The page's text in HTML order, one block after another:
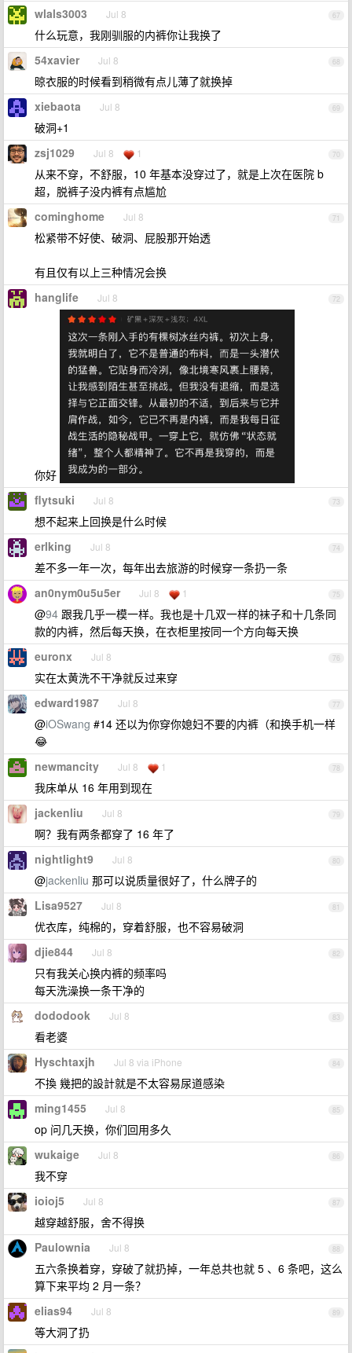
67
wlals3003 Jul 8
什么玩意，我刚驯服的内裤你让我换了
68
54xavier Jul 8
晾衣服的时候看到稍微有点儿薄了就换掉
69
xiebaota Jul 8
破洞+1
70
zsj1029 Jul 8 1
从来不穿，不舒服，10 年基本没穿过了，就是上次在医院 b
超，脱裤子没内裤有点尴尬
71
cominghome Jul 8
松紧带不好使、破洞、屁股那开始透
有且仅有以上三种情况会换
72
hanglife Jul 8
你好
73
flytsuki Jul 8
想不起来上回换是什么时候
74
erlking Jul 8
差不多一年一次，每年出去旅游的时候穿一条扔一条
75
an0nym0u5u5er Jul 8 1
@94 跟我几乎一模一样。我也是十几双一样的袜子和十几条同
款的内裤，然后每天换，在衣柜里按同一个方向每天换
76
euronx Jul 8
实在太黄洗不干净就反过来穿
77
edward1987 Jul 8
@iOSwang #14 还以为你穿你媳妇不要的内裤（和换手机一样
😂
78
newmancity Jul 8 1
我床单从 16 年用到现在
79
jackenliu Jul 8
啊？我有两条都穿了 16 年了
80
nightlight9 Jul 8
@jackenliu 那可以说质量很好了，什么牌子的
81
Lisa9527 Jul 8
优衣库，纯棉的，穿着舒服，也不容易破洞
82
djie844 Jul 8
只有我关心换内裤的频率吗
每天洗澡换一条干净的
83
dododook Jul 8
看老婆
84
Hyschtaxjh Jul 8 via iPhone
不換 幾把的設計就是不太容易尿道感染
85
ming1455 Jul 8
op 问几天换，你们回用多久
86
wukaige Jul 8
我不穿
87
ioioj5 Jul 8
越穿越舒服，舍不得换
88
Paulownia Jul 8
五六条换着穿，穿破了就扔掉，一年总共也就 5 、6 条吧，这么
算下来平均 2 月一条？
89
elias94 Jul 8
等大洞了扔